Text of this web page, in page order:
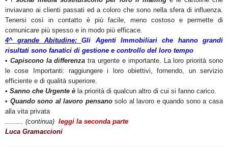
inviavano ai clienti passati ed a coloro che sono nella sfera di influenza.
Tenersi così in contatto è più facile, meno costoso e permette di
comunicare più spesso e in modo più efficace.
4^ grande Abitudine:
Gli Agenti Immobiliari che hanno grandi
risultati sono fanatici di gestione e controllo del loro tempo
• Capiscono la differenzatra urgente e importante. La loro priorità sono
le cose Importanti: raggiungere i loro obiettivi, fornendo, un servizio
efficiente e di qualità superiore.
• Sanno che Urgente è la priorità di qualcun altro di cui si fanno carico.
• Quando sono al lavoro pensanosolo al lavoro e quando sono a casa
alla vita privata
......... (continua) leggi la seconda parte
Luca Gramaccioni